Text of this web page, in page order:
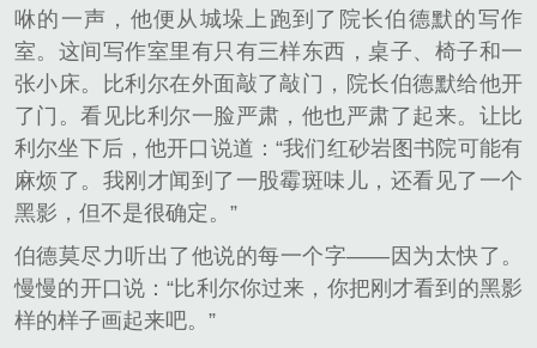
咻的一声，他便从城垛上跑到了院长伯德默的写作
室。这间写作室里有只有三样东西，桌子、椅子和一
张小床。比利尔在外面敲了敲门，院长伯德默给他开
了门。看见比利尔一脸严肃，他也严肃了起来。让比
利尔坐下后，他开口说道：“我们红砂岩图书院可能有
麻烦了。我刚才闻到了一股霉斑味儿，还看见了一个
黑影，但不是很确定。”
伯德莫尽力听出了他说的每一个字——因为太快了。
慢慢的开口说：“比利尔你过来，你把刚才看到的黑影
样的样子画起来吧。”